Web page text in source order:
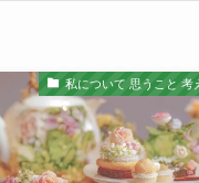
私について 思うこと 考